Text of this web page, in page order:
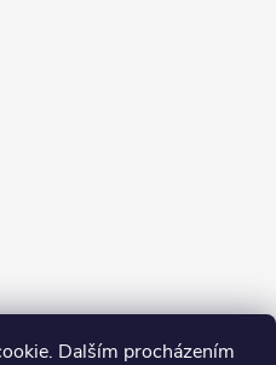
Dalším procházením